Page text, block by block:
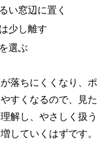
い窓辺に置く
少し離す
選ぶ
落ちにくくなり、ポ
すくなるので、見た
解し、やさしく扱う
していくはずです。